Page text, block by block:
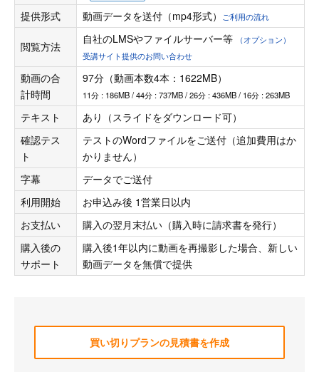
提供形式 動画データを送付（mp4形式） ご利用の流れ
閲覧方法
自社のLMSやファイルサーバー等
（オプション）
受講サイト提供のお問い合わせ
動画の合
計時間
97分（動画本数4本：1622MB）
11分 : 186MB / 44分 : 737MB / 26分 : 436MB / 16分 : 263MB
テキスト
あり（スライドをダウンロード可）
確認テス
ト
テストのWordファイルをご送付（追加費用はか
かりません）
字幕
データでご送付
利用開始
お申込み後 1営業日以内
お支払い
購入の翌月末払い（購入時に請求書を発行）
購入後の
サポート
購入後1年以内に動画を再撮影した場合、新しい
動画データを無償で提供
買い切りプランの見積書を作成